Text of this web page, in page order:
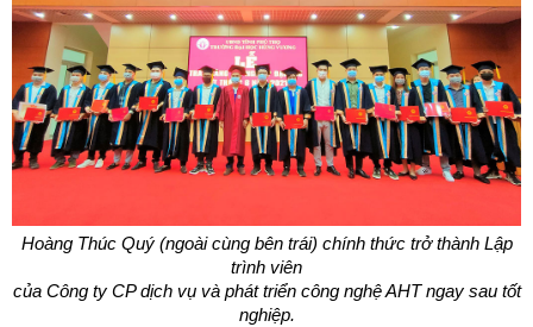
Hoàng Thúc Quý (ngoài cùng bên trái) chính thức trở thành Lập
trình viên
của Công ty CP dịch vụ và phát triển công nghệ AHT ngay sau tốt
nghiệp.